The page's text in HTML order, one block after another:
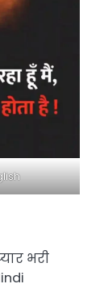
भरी